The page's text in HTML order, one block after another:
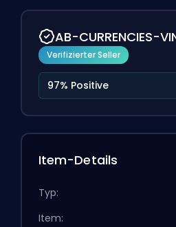
AB-CURRENCIES-
Verifizierter Seller
97% Positive
Item-Details
Typ:
Item: